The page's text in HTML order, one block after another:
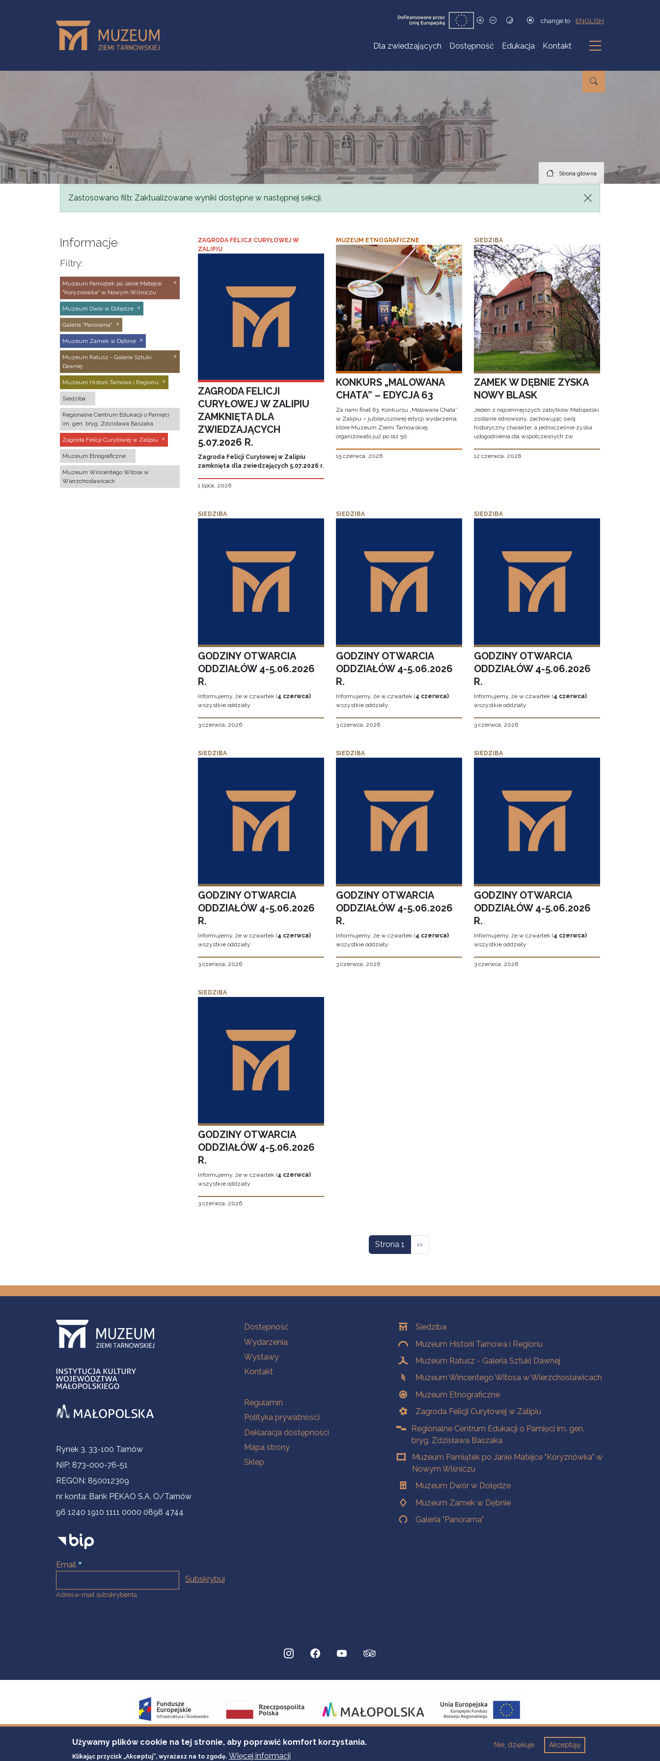
change to ENGLISH
Dla zwiedzających Dostępność Edukacja Kontakt
Podmenu
Strona główna
Komunikat
Zastosowano filtr. Zaktualizowane wyniki dostępne w następnej sekcji.
Informacje
Filtry:
Muzeum Pamiątek po Janie Matejce
"Koryznówka" w Nowym Wiśniczu
Muzeum Dwór w Dołędze
Galeria "Panorama"
Muzeum Zamek w Dębnie
Muzeum Ratusz - Galeria Sztuki
Dawnej
Muzeum Historii Tarnowa i Regionu
Siedziba
Regionalne Centrum Edukacji o Pamięci
im. gen. bryg. Zdzisława Baszaka
Zagroda Felicji Curyłowej w Zalipiu
Muzeum Etnograficzne
Muzeum Wincentego Witosa w
Wierzchosławicach
ZAGRODA FELICJI CURYŁOWEJ W
ZALIPIU
ZAGRODA FELICJI
CURYŁOWEJ W ZALIPIU
ZAMKNIĘTA DLA
ZWIEDZAJĄCYCH
5.07.2026 R.
Zagroda Felicji Curyłowej w Zalipiu
zamknięta dla zwiedzających 5.07.2026 r.
1 lipca, 2026
MUZEUM ETNOGRAFICZNE
KONKURS „MALOWANA
CHATA” – EDYCJA 63
Za nami finał 63. Konkursu „Malowana Chata”
w Zalipiu – jubileuszowej edycji wydarzenia,
które Muzeum Ziemi Tarnowskiej
organizowało już po raz 50.
15 czerwca, 2026
SIEDZIBA
ZAMEK W DĘBNIE ZYSKA
NOWY BLASK
Jeden z najcenniejszych zabytków Małopolski
zostanie odnowiony, zachowując swój
historyczny charakter, a jednocześnie zyska
udogodnienia dla współczesnych zw
12 czerwca, 2026
SIEDZIBA
GODZINY OTWARCIA
ODDZIAŁÓW 4-5.06.2026
R.
Informujemy, że w czwartek (4 czerwca)
wszystkie oddziały
3 czerwca, 2026
SIEDZIBA
GODZINY OTWARCIA
ODDZIAŁÓW 4-5.06.2026
R.
Informujemy, że w czwartek (4 czerwca)
wszystkie oddziały
3 czerwca, 2026
SIEDZIBA
GODZINY OTWARCIA
ODDZIAŁÓW 4-5.06.2026
R.
Informujemy, że w czwartek (4 czerwca)
wszystkie oddziały
3 czerwca, 2026
SIEDZIBA
GODZINY OTWARCIA
ODDZIAŁÓW 4-5.06.2026
R.
Informujemy, że w czwartek (4 czerwca)
wszystkie oddziały
3 czerwca, 2026
SIEDZIBA
GODZINY OTWARCIA
ODDZIAŁÓW 4-5.06.2026
R.
Informujemy, że w czwartek (4 czerwca)
wszystkie oddziały
3 czerwca, 2026
SIEDZIBA
GODZINY OTWARCIA
ODDZIAŁÓW 4-5.06.2026
R.
Informujemy, że w czwartek (4 czerwca)
wszystkie oddziały
3 czerwca, 2026
SIEDZIBA
GODZINY OTWARCIA
ODDZIAŁÓW 4-5.06.2026
R.
Informujemy, że w czwartek (4 czerwca)
wszystkie oddziały
3 czerwca, 2026
Strona 1 Następna strona
››
Informacje kontaktowe
Rynek 3, 33-100 Tarnów
NIP: 873-000-76-51
REGON: 850012309
nr konta: Bank PEKAO S.A. O/Tarnów
96 1240 1910 1111 0000 0898 4744
Email
Adres e-mail subskrybenta.
Na skróty
Dostępność
Wydarzenia
Wystawy
Kontakt
Na skróty
Regulamin
Polityka prywatności
Deklaracja dostępności
Mapa strony
Sklep
OddziałySiedziba
Muzeum Historii Tarnowa i Regionu
Muzeum Ratusz - Galeria Sztuki Dawnej
Muzeum Wincentego Witosa w Wierzchosławicach
Muzeum Etnograficzne
Zagroda Felicji Curyłowej w Zalipiu
Regionalne Centrum Edukacji o Pamięci im. gen.
bryg. Zdzisława Baszaka
Muzeum Pamiątek po Janie Matejce "Koryznówka" w
Nowym Wiśniczu
Muzeum Dwór w Dołędze
Muzeum Zamek w Dębnie
Galeria "Panorama"
Używamy plików cookie na tej stronie, aby poprawić komfort korzystania.
Klikając przycisk „Akceptuj”, wyrażasz na to zgodę. Więcej informacji
Akceptuję
Nie, dziękuje